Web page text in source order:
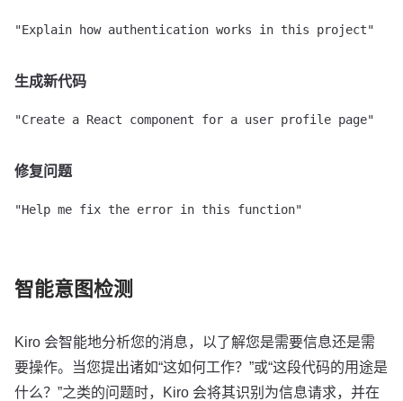
生成新代码
修复问题
智能意图检测
Kiro 会智能地分析您的消息，以了解您是需要信息还是需
要操作。当您提出诸如“这如何工作？”或“这段代码的用途是
什么？”之类的问题时，Kiro 会将其识别为信息请求，并在